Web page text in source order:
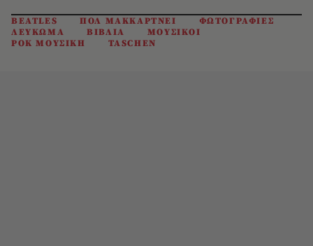
BEATLES ΠΟΛ ΜΑΚΚΑΡΤΝΕΙ
ΦΩΤΟΓΡΑΦΙΕΣ
ΛΕΥΚΩΜΑ
ΒΙΒΛΙΑ
ΜΟΥΣΙΚΟΙ
ΡΟΚ ΜΟΥΣΙΚΗ
TASCHEN